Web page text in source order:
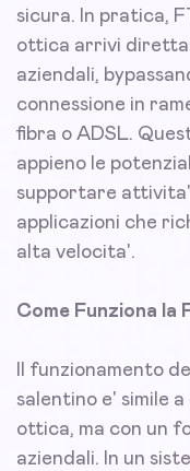
sicura. In pratica,
ottica arrivi
aziendali,
connessione in
fibra o ADSL.
appieno le
supportare
applicazioni che
alta velocita'.
Come Funziona la
Il funzionamento
salentino e' simile
ottica, ma con un
aziendali. In un